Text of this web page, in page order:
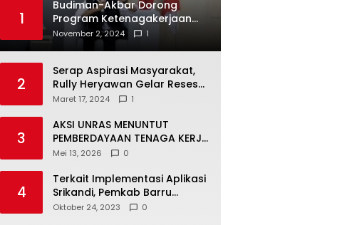
1
Budiman-Akbar Dorong
Program Ketenagakerjaan
untuk Mahasiswa Luwu Timur,
November 2, 2024 1
2
Serap Aspirasi Masyarakat,
Rully Heryawan Gelar Reses
Perseorangan
Maret 17, 2024 1
3
AKSI UNRAS MENUNTUT
PEMBERDAYAAN TENAGA KERJA
LOKAL TERHADAP PT. CERIA
Mei 13, 2026 0
4
Terkait Implementasi Aplikasi
Srikandi, Pemkab Barru
Kunker ke Luwu Timur
Oktober 24, 2023 0